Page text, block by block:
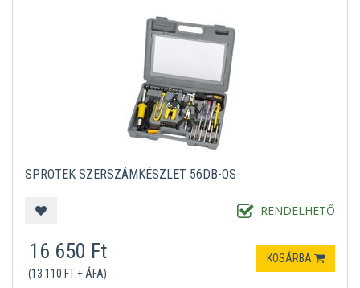
SPROTEK SZERSZÁMKÉSZLET 56DB-OS
RENDELHETŐ
16 650 Ft
(13 110 FT + ÁFA)
KOSÁRBA